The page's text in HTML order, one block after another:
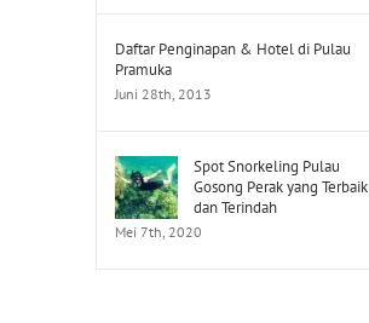
Daftar Penginapan & Hotel di Pulau
Pramuka
Juni 28th, 2013
Spot Snorkeling Pulau
Gosong Perak yang Terbaik
dan Terindah
Mei 7th, 2020